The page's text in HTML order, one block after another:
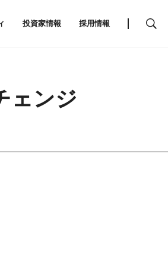
投資家情報 採用情報
ェンジ